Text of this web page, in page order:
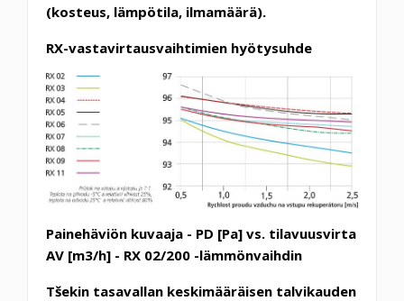
(kosteus, lämpötila, ilmamäärä).
RX-vastavirtausvaihtimien hyötysuhde
Painehäviön kuvaaja - PD [Pa] vs. tilavuusvirta
AV [m3/h] - RX 02/200 -lämmönvaihdin
Tšekin tasavallan keskimääräisen talvikauden